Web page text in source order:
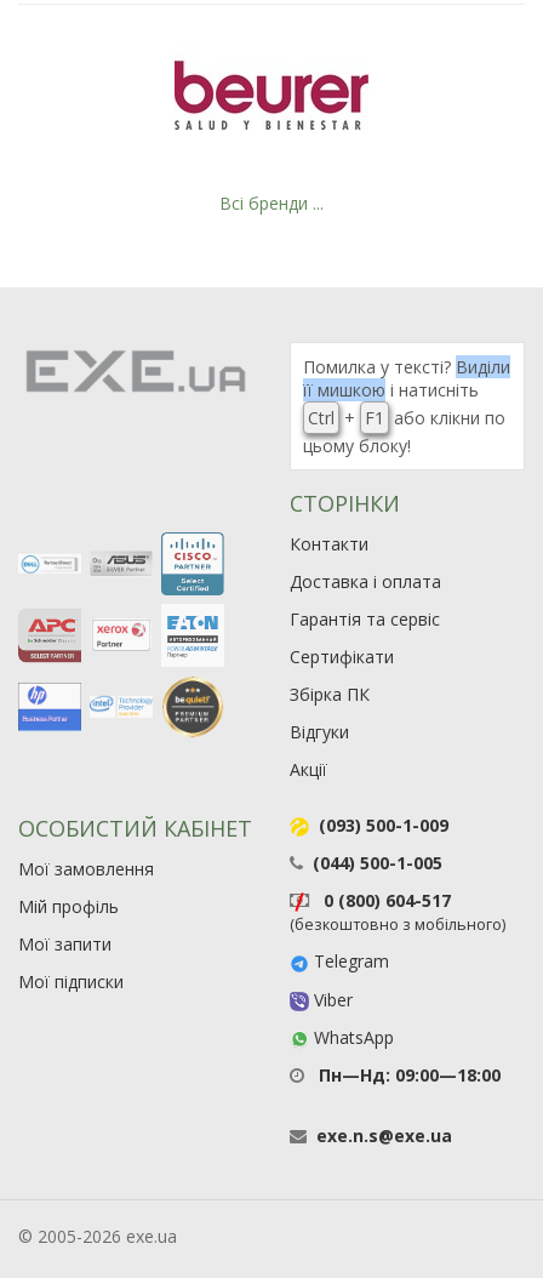
19
Всі бренди ...
Помилка у тексті? Виділи
її мишкою і натисніть
Ctrl + F1
або клікни по
цьому блоку!
СТОРІНКИ
Контакти
Доставка і оплата
Гарантія та сервіс
Сертифікати
Збірка ПК
Відгуки
Акції
ОСОБИСТИЙ КАБІНЕТ
Мої замовлення
Мій профіль
Мої запити
Мої підписки
(093) 500-1-009
(044) 500-1-005
0 (800) 604-517
(безкоштовно з мобільного)
Telegram
Viber
WhatsApp
Пн—Нд: 09:00—18:00
exe.n.s@exe.ua
© 2005-2026 exe.ua